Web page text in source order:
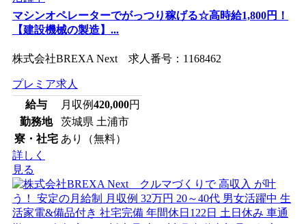
マシンオペレーターでがっつり稼げる☆高時給1,800円！
【建設機械の製造】...
株式会社BREXA Next 求人番号：1168462
プレミア求人
給与
月収例420,000円
勤務地
茨城県 土浦市
寮・社宅 あり（無料）
詳しく
見る